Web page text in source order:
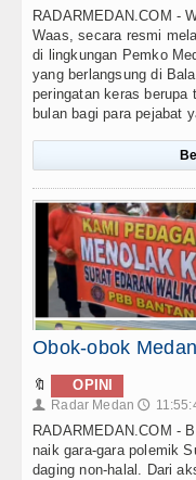
RADARMEDAN.COM -
Waas, secara resmi
di lingkungan Pemko
yang berlangsung di
peringatan keras berupa
bulan bagi para pejabat
Obok-obok
🔖 OPINI
👤 Radar Medan 🕔
RADARMEDAN.COM -
naik gara-gara polemik
daging non-halal. Dari